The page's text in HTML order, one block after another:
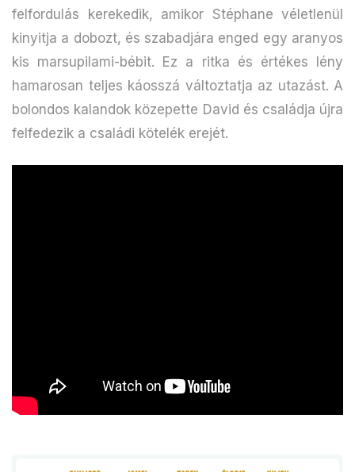
felfordulás kerekedik, amikor Stéphane véletlenül
kinyitja a dobozt, és szabadjára enged egy aranyos
kis marsupilami-bébit. Ez a ritka és értékes lény
hamarosan teljes káosszá változtatja az utazást. A
bolondos kalandok közepette David és családja újra
felfedezik a családi kötelék erejét.